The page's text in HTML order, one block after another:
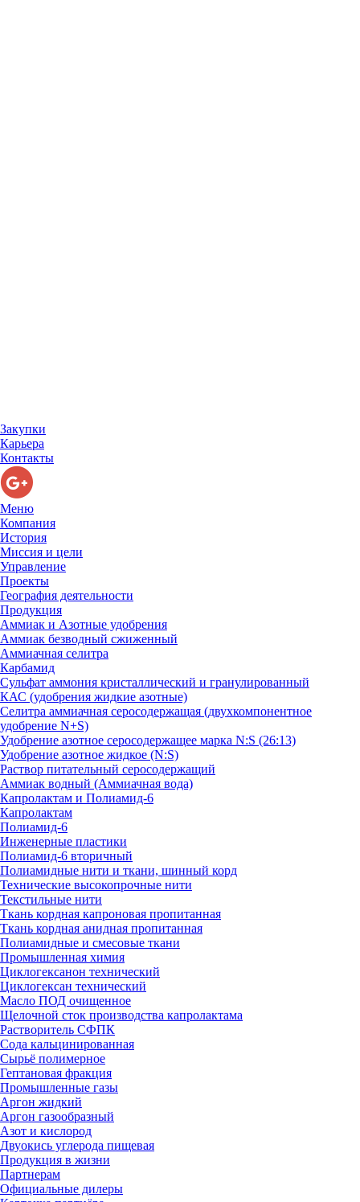
Закупки
Карьера
Контакты
Меню
Компания
История
Миссия и цели
Управление
Проекты
География деятельности
Продукция
Аммиак и Азотные удобрения
Аммиак безводный сжиженный
Аммиачная селитра
Карбамид
Сульфат аммония кристаллический и гранулированный
КАС (удобрения жидкие азотные)
Селитра аммиачная серосодержащая (двухкомпонентное
удобрение N+S)
Удобрение азотное серосодержащее марка N:S (26:13)
Удобрение азотное жидкое (N:S)
Раствор питательный серосодержащий
Аммиак водный (Аммиачная вода)
Капролактам и Полиамид-6
Капролактам
Полиамид-6
Инженерные пластики
Полиамид-6 вторичный
Полиамидные нити и ткани, шинный корд
Технические высокопрочные нити
Текстильные нити
Ткань кордная капроновая пропитанная
Ткань кордная анидная пропитанная
Полиамидные и смесовые ткани
Промышленная химия
Циклогексанон технический
Циклогексан технический
Масло ПОД очищенное
Щелочной сток производства капролактама
Растворитель СФПК
Сода кальцинированная
Сырьё полимерное
Гептановая фракция
Промышленные газы
Аргон жидкий
Аргон газообразный
Азот и кислород
Двуокись углерода пищевая
Продукция в жизни
Партнерам
Официальные дилеры